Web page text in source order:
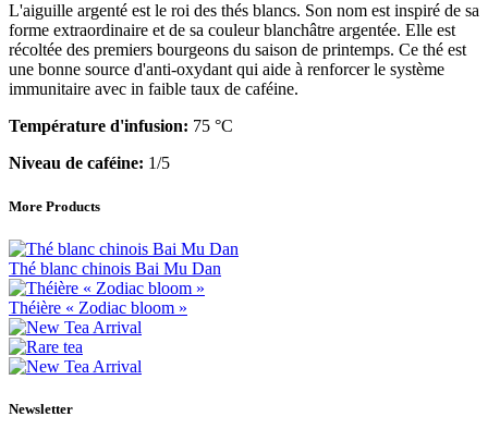
L'aiguille argenté est le roi des thés blancs. Son nom est inspiré de sa
forme extraordinaire et de sa couleur blanchâtre argentée. Elle est
récoltée des premiers bourgeons du saison de printemps. Ce thé est
une bonne source d'anti-oxydant qui aide à renforcer le système
immunitaire avec in faible taux de caféine.
Température d'infusion: 75 °C
Niveau de caféine: 1/5
More Products
Thé blanc chinois Bai Mu Dan
Théière « Zodiac bloom »
Newsletter